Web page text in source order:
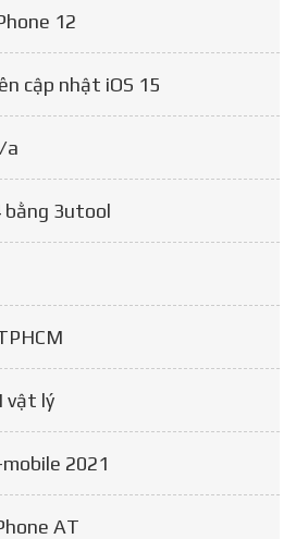
12
cập nhật iOS 15
a
bằng 3utool
vật lý
2021
AT